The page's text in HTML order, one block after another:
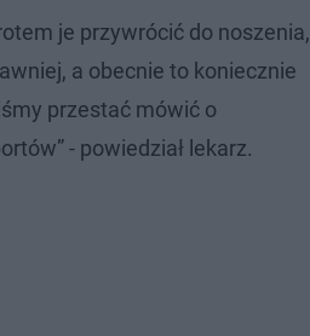
je przywrócić do noszenia,
a obecnie to koniecznie
przestać mówić o
- powiedział lekarz.